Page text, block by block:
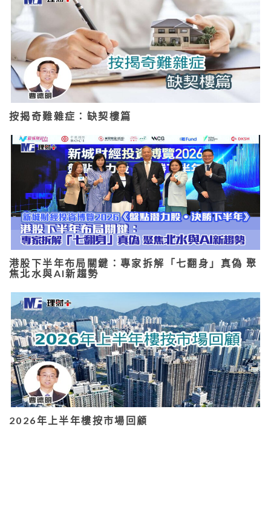
按揭奇難雜症：缺契樓篇
港股下半年布局關鍵：專家拆解「七翻身」真偽 聚
焦北水與AI新趨勢
2026年上半年樓按市場回顧